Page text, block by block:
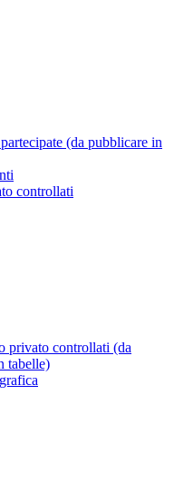
(da pubblicare in
controllati
privato controllati (da
tabelle)